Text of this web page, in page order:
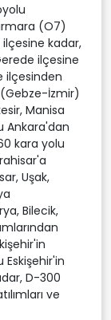
(O7)
ilçesine kadar,
ilçesine
ilçesinden
İzmir)
Manisa
Ankara'dan
kara yolu
Uşak,
Bilecik,
D-300
ve